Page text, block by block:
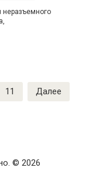
неразъемного
11 Далее
© 2026